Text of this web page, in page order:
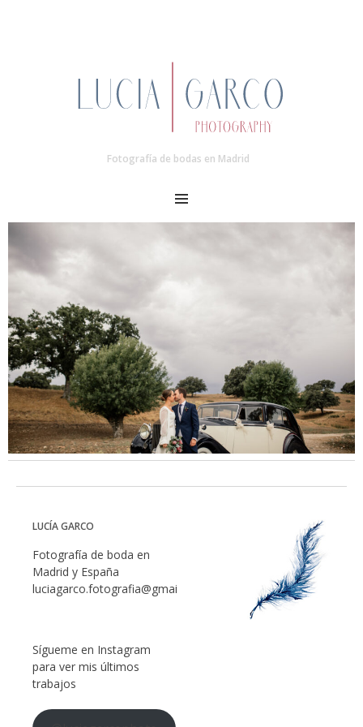
Fotografía de bodas en Madrid
MENU
LUCÍA GARCO
Fotografía de boda en
Madrid y España
luciagarco.fotografia@gmail.com
Sígueme en Instagram
para ver mis últimos
trabajos